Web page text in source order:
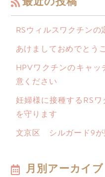
RSウィルスワクチン
あけましておめでと
HPVワクチンのキャ
意ください
妊婦様に接種するRS
を守ります
文京区 シルガード9が
月別アーカイブ